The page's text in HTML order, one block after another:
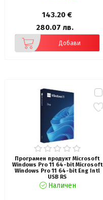
143.20 €
280.07 лв.
Добави
Програмен продукт Microsoft
Windows Pro 11 64-bit Microsoft
Windows Pro 11 64-bit Eng Intl
USB RS
Наличен